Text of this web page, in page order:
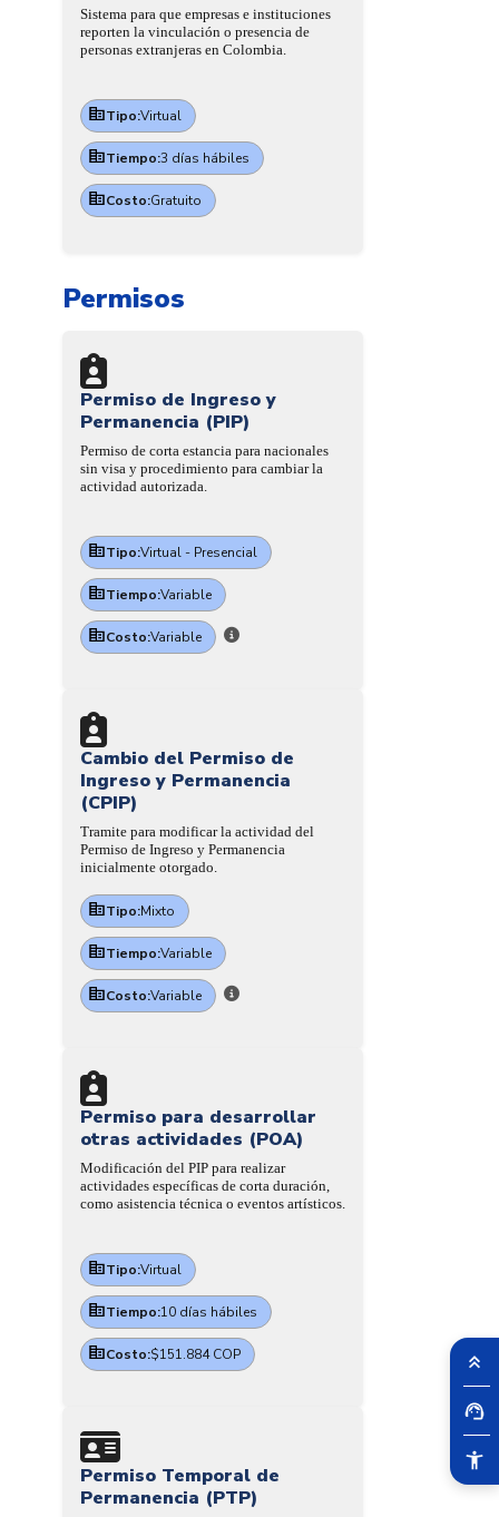
Sistema para que empresas e instituciones
reporten la vinculación o presencia de
personas extranjeras en Colombia.
Tipo:Virtual
Tiempo:3 días hábiles
Costo:Gratuito
Permisos
Permiso de Ingreso y
Permanencia (PIP)
Permiso de corta estancia para nacionales
sin visa y procedimiento para cambiar la
actividad autorizada.
Tipo:Virtual - Presencial
Tiempo:Variable
Costo:Variable
Cambio del Permiso de
Ingreso y Permanencia
(CPIP)
Tramite para modificar la actividad del
Permiso de Ingreso y Permanencia
inicialmente otorgado.
Tipo:Mixto
Tiempo:Variable
Costo:Variable
Permiso para desarrollar
otras actividades (POA)
Modificación del PIP para realizar
actividades específicas de corta duración,
como asistencia técnica o eventos artísticos.
Tipo:Virtual
Tiempo:10 días hábiles
Costo:$151.884 COP
Permiso Temporal de
Permanencia (PTP)